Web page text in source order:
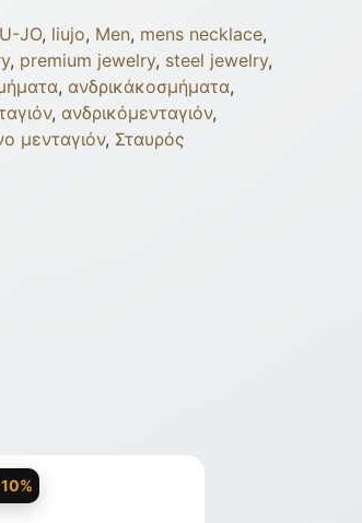
JO, liujo, Men, mens necklace,
, premium jewelry, steel jewelry,
, ανδρικάκοσμήματα,
, ανδρικόμενταγιόν,
μενταγιόν, Σταυρός